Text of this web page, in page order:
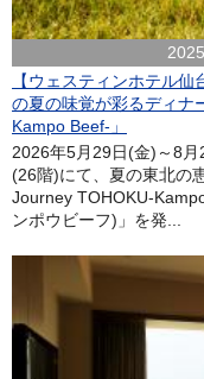
【ウェスティンホテル
の夏の味覚が彩るディナ
Kampo Beef-」
2026年5月29日(金)～8
(26階)にて、夏の東北の
Journey TOHOKU-
ンポウビーフ)」を発...